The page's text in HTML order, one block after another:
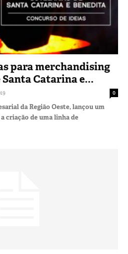
para merchandising
Catarina e...
0
da Região Oeste, lançou um
criação de uma linha de